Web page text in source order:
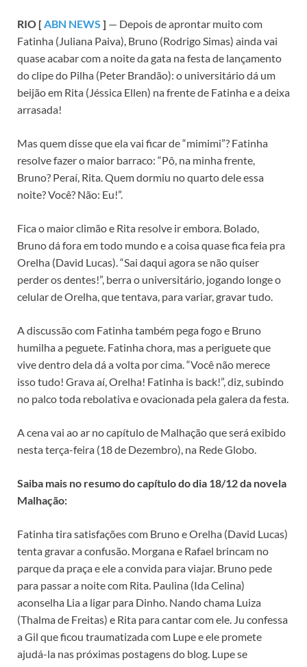
RIO [ ABN NEWS ] — Depois de aprontar muito com
Fatinha (Juliana Paiva), Bruno (Rodrigo Simas) ainda vai
quase acabar com a noite da gata na festa de lançamento
do clipe do Pilha (Peter Brandão): o universitário dá um
beijão em Rita (Jéssica Ellen) na frente de Fatinha e a deixa
arrasada!
Mas quem disse que ela vai ficar de “mimimi”? Fatinha
resolve fazer o maior barraco: “Pô, na minha frente,
Bruno? Peraí, Rita. Quem dormiu no quarto dele essa
noite? Você? Não: Eu!”.
Fica o maior climão e Rita resolve ir embora. Bolado,
Bruno dá fora em todo mundo e a coisa quase fica feia pra
Orelha (David Lucas). “Sai daqui agora se não quiser
perder os dentes!”, berra o universitário, jogando longe o
celular de Orelha, que tentava, para variar, gravar tudo.
A discussão com Fatinha também pega fogo e Bruno
humilha a peguete. Fatinha chora, mas a periguete que
vive dentro dela dá a volta por cima. “Você não merece
isso tudo! Grava aí, Orelha! Fatinha is back!”, diz, subindo
no palco toda rebolativa e ovacionada pela galera da festa.
A cena vai ao ar no capítulo de Malhação que será exibido
nesta terça-feira (18 de Dezembro), na Rede Globo.
Saiba mais no resumo do capítulo do dia 18/12 da novela
Malhação:
Fatinha tira satisfações com Bruno e Orelha (David Lucas)
tenta gravar a confusão. Morgana e Rafael brincam no
parque da praça e ele a convida para viajar. Bruno pede
para passar a noite com Rita. Paulina (Ida Celina)
aconselha Lia a ligar para Dinho. Nando chama Luiza
(Thalma de Freitas) e Rita para cantar com ele. Ju confessa
a Gil que ficou traumatizada com Lupe e ele promete
ajudá-la nas próximas postagens do blog. Lupe se